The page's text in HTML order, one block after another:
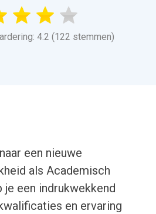
4.2 (122 stemmen)
een nieuwe
als Academisch
je een indrukwekkend
en ervaring